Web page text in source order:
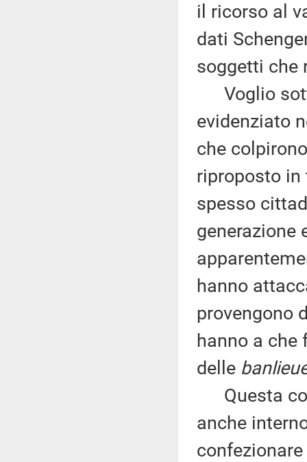
il ricorso al
dati
soggetti che
Voglio
evidenziato
che
riproposto
spesso
generazione
hanno
provengono
hanno a che
delle
Questa
anche